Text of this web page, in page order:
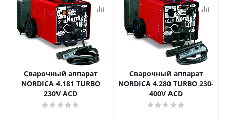
Сварочный аппарат
NORDICA 4.181 TURBO
230V ACD
Сварочный аппарат
NORDICA 4.280 TURBO 230-
400V ACD